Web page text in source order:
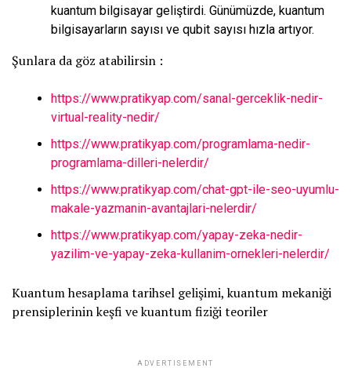
kuantum bilgisayar geliştirdi. Günümüzde, kuantum
bilgisayarların sayısı ve qubit sayısı hızla artıyor.
Şunlara da göz atabilirsin :
https://www.pratikyap.com/sanal-gerceklik-nedir-
virtual-reality-nedir/
https://www.pratikyap.com/programlama-nedir-
programlama-dilleri-nelerdir/
https://www.pratikyap.com/chat-gpt-ile-seo-uyumlu-
makale-yazmanin-avantajlari-nelerdir/
https://www.pratikyap.com/yapay-zeka-nedir-
yazilim-ve-yapay-zeka-kullanim-ornekleri-nelerdir/
Kuantum hesaplama tarihsel gelişimi, kuantum mekaniği
prensiplerinin keşfi ve kuantum fiziği teoriler
ADVERTISEMENT